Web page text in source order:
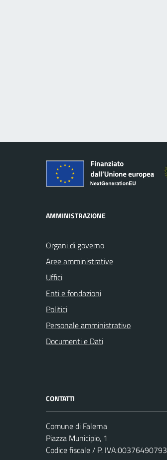
AMMINISTRAZIONE
Organi di governo
Aree amministrative
Uffici
Enti e fondazioni
Politici
Personale amministrativo
Documenti e Dati
CONTATTI
Comune di Falerna
Piazza Municipio, 1
Codice fiscale / P. IVA:00376490793